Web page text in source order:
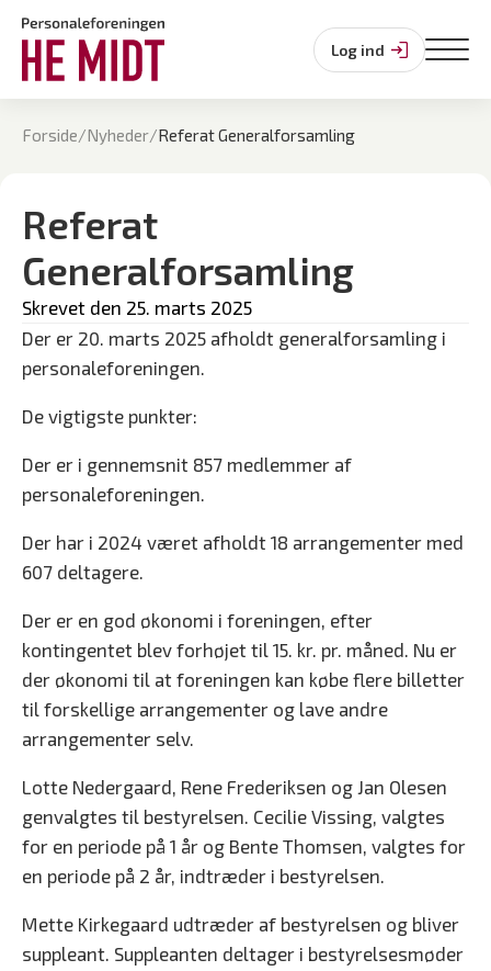
Log ind
Forside/Nyheder/Referat Generalforsamling
Referat
Generalforsamling
Skrevet den 25. marts 2025
Der er 20. marts 2025 afholdt generalforsamling i
personaleforeningen.
De vigtigste punkter:
Der er i gennemsnit 857 medlemmer af
personaleforeningen.
Der har i 2024 været afholdt 18 arrangementer med
607 deltagere.
Der er en god økonomi i foreningen, efter
kontingentet blev forhøjet til 15. kr. pr. måned. Nu er
der økonomi til at foreningen kan købe flere billetter
til forskellige arrangementer og lave andre
arrangementer selv.
Lotte Nedergaard, Rene Frederiksen og Jan Olesen
genvalgtes til bestyrelsen. Cecilie Vissing, valgtes
for en periode på 1 år og Bente Thomsen, valgtes for
en periode på 2 år, indtræder i bestyrelsen.
Mette Kirkegaard udtræder af bestyrelsen og bliver
suppleant. Suppleanten deltager i bestyrelsesmøder